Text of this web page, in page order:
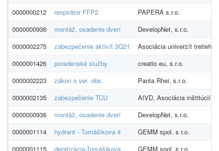
0000000212
respirátor FFP2
PAPERA s.r.o.
0000000936
montáž, osadenie dverí
DevelopNet, s.r.o.
0000002275
zabezpečenie aktivít 3Q21
Asociácia univerzít tretieho
0000001426
poradenské služby
creatio eu, s.r.o.
0000002223
zákon o ver. obs.
Panta Rhei, s.r.o.
0000002135
zabezpečenie TCU
AIVD, Asociácia inštitúcií
0000000936
montáž, osadenie dverí
DevelopNet, s.r.o.
0000001114
hydrant - Tomášikova 4
GEMM spol. s r.o.
0000001115
deratizácia-Tomášikova
GEMM spol. s r.o.